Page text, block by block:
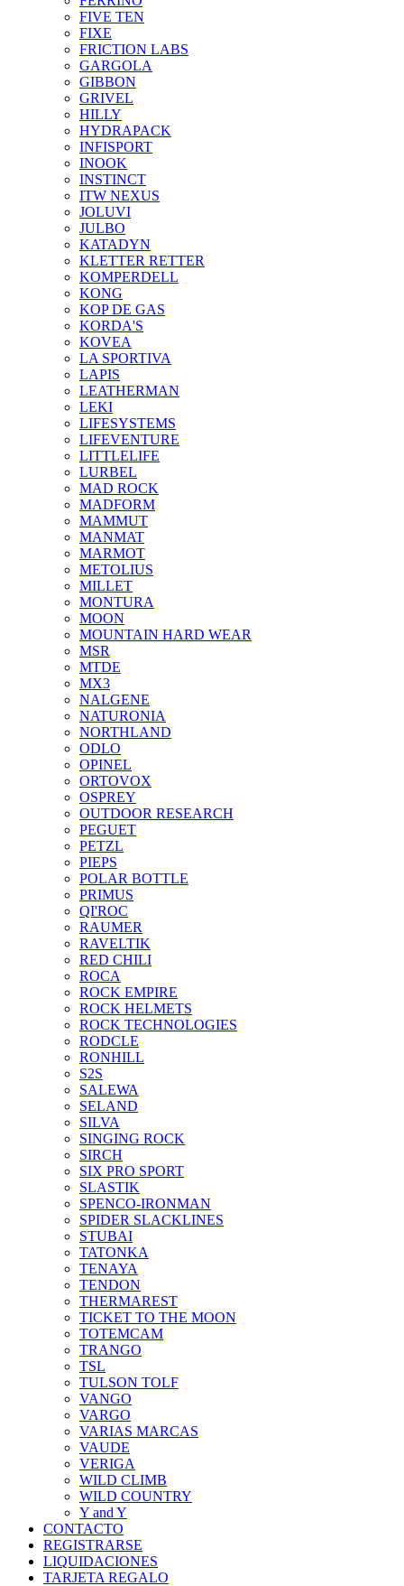
FIVE TEN
FIXE
FRICTION LABS
GARGOLA
GIBBON
GRIVEL
HILLY
HYDRAPACK
INFISPORT
INOOK
INSTINCT
ITW NEXUS
JOLUVI
JULBO
KATADYN
KLETTER RETTER
KOMPERDELL
KONG
KOP DE GAS
KORDA'S
KOVEA
LA SPORTIVA
LAPIS
LEATHERMAN
LEKI
LIFESYSTEMS
LIFEVENTURE
LITTLELIFE
LURBEL
MAD ROCK
MADFORM
MAMMUT
MANMAT
MARMOT
METOLIUS
MILLET
MONTURA
MOON
MOUNTAIN HARD WEAR
MSR
MTDE
MX3
NALGENE
NATURONIA
NORTHLAND
ODLO
OPINEL
ORTOVOX
OSPREY
OUTDOOR RESEARCH
PEGUET
PETZL
PIEPS
POLAR BOTTLE
PRIMUS
QI'ROC
RAUMER
RAVELTIK
RED CHILI
ROCA
ROCK EMPIRE
ROCK HELMETS
ROCK TECHNOLOGIES
RODCLE
RONHILL
S2S
SALEWA
SELAND
SILVA
SINGING ROCK
SIRCH
SIX PRO SPORT
SLASTIK
SPENCO-IRONMAN
SPIDER SLACKLINES
STUBAI
TATONKA
TENAYA
TENDON
THERMAREST
TICKET TO THE MOON
TOTEMCAM
TRANGO
TSL
TULSON TOLF
VANGO
VARGO
VARIAS MARCAS
VAUDE
VERIGA
WILD CLIMB
WILD COUNTRY
Y and Y
CONTACTO
REGISTRARSE
LIQUIDACIONES
TARJETA REGALO